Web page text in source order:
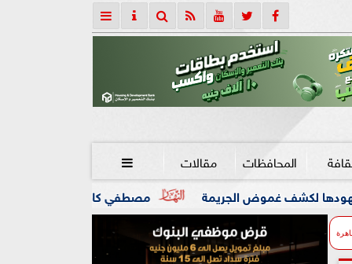
المحافظات مقالات 
مصطفي كامل يعلن مغادرة مقعد ”نقيب